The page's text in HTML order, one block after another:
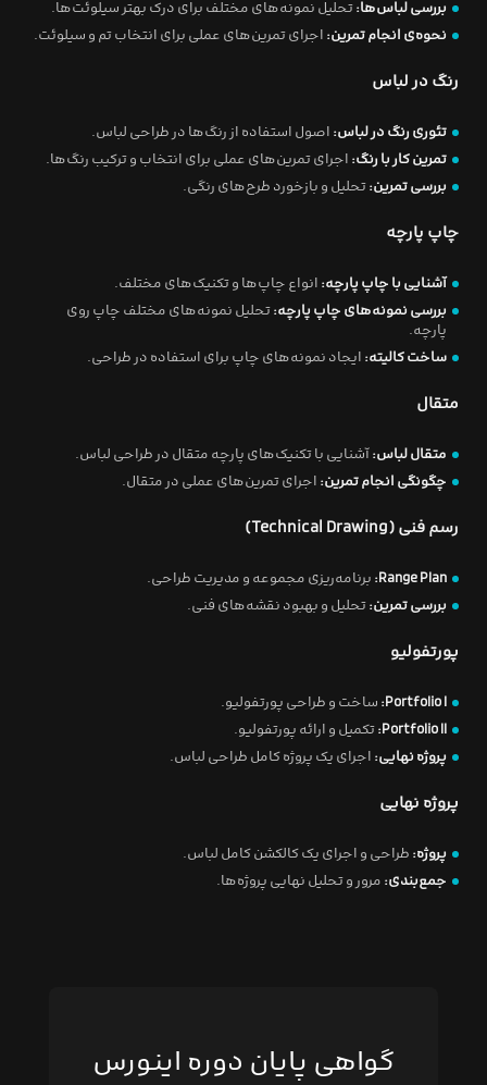
بررسی لباس‌ها:تحلیل نمونه‌های مختلف برای درک بهتر سیلوئت‌ها.
نحوه‌ی انجام تمرین: اجرای تمرین‌های عملی برای انتخاب تم و سیلوئت.
رنگ در لباس
تئوری رنگ در لباس: اصول استفاده از رنگ‌ها در طراحی لباس.
تمرین کار با رنگ: اجرای تمرین‌های عملی برای انتخاب و ترکیب رنگ‌ها.
بررسی تمرین:تحلیل و بازخورد طرح‌های رنگی.
چاپ پارچه
آشنایی با چاپ پارچه: انواع چاپ‌ها و تکنیک‌های مختلف.
بررسی نمونه‌های چاپ پارچه:تحلیل نمونه‌های مختلف چاپ روی
پارچه.
ساخت کالیته: ایجاد نمونه‌های چاپ برای استفاده در طراحی.
متقال
متقال لباس:آشنایی با تکنیک‌های پارچه متقال در طراحی لباس.
چگونگی انجام تمرین: اجرای تمرین‌های عملی در متقال.
رسم فنی (Technical Drawing)
Range Plan: برنامه‌ریزی مجموعه و مدیریت طراحی.
بررسی تمرین:تحلیل و بهبود نقشه‌های فنی.
پورتفولیو
Portfolio I: ساخت و طراحی پورتفولیو.
Portfolio II: تکمیل و ارائه پورتفولیو.
پروژه نهایی: اجرای یک پروژه کامل طراحی لباس.
پروژه نهایی
پروژه: طراحی و اجرای یک کالکشن کامل لباس.
جمع‌بندی: مرور و تحلیل نهایی پروژه‌ها.
گواهی پایان دوره اینورس